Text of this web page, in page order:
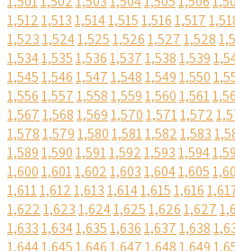
1,5121,5131,5141,5151,5161,517
1,5231,5241,5251,5261,5271,528
1,5341,5351,5361,5371,5381,539
1,5451,5461,5471,5481,5491,550
1,5561,5571,5581,5591,5601,561
1,5671,5681,5691,5701,5711,572
1,5781,5791,5801,5811,5821,583
1,5891,5901,5911,5921,5931,594
1,6001,6011,6021,6031,6041,605
1,6111,6121,6131,6141,6151,616
1,6221,6231,6241,6251,6261,627
1,6331,6341,6351,6361,6371,638